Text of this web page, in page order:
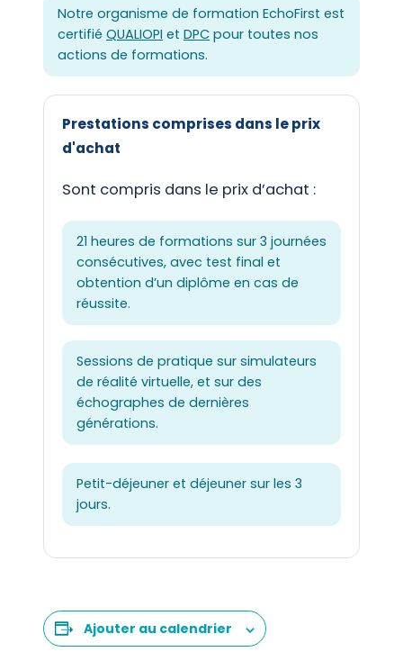
Notre organisme de formation EchoFirst est
certifié QUALIOPI et DPC pour toutes nos
actions de formations.
Prestations comprises dans le prix
d'achat
Sont compris dans le prix d’achat :
21 heures de formations sur 3 journées
consécutives, avec test final et
obtention d’un diplôme en cas de
réussite.
Sessions de pratique sur simulateurs
de réalité virtuelle, et sur des
échographes de dernières
générations.
Petit-déjeuner et déjeuner sur les 3
jours.
Ajouter au calendrier